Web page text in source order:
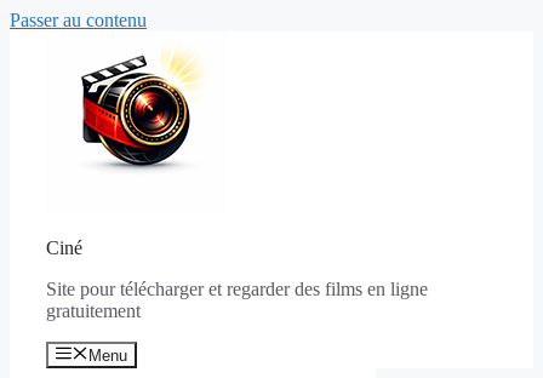
Passer au contenu
Ciné
Site pour télécharger et regarder des films en ligne
gratuitement
Menu